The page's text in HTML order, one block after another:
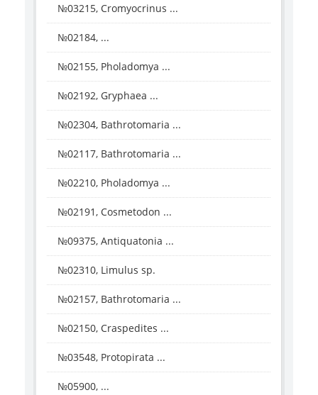
№03215, Cromyocrinus ...
№02184, ...
№02155, Pholadomya ...
№02192, Gryphaea ...
№02304, Bathrotomaria ...
№02117, Bathrotomaria ...
№02210, Pholadomya ...
№02191, Cosmetodon ...
№09375, Antiquatonia ...
№02310, Limulus sp.
№02157, Bathrotomaria ...
№02150, Craspedites ...
№03548, Protopirata ...
№05900, ...